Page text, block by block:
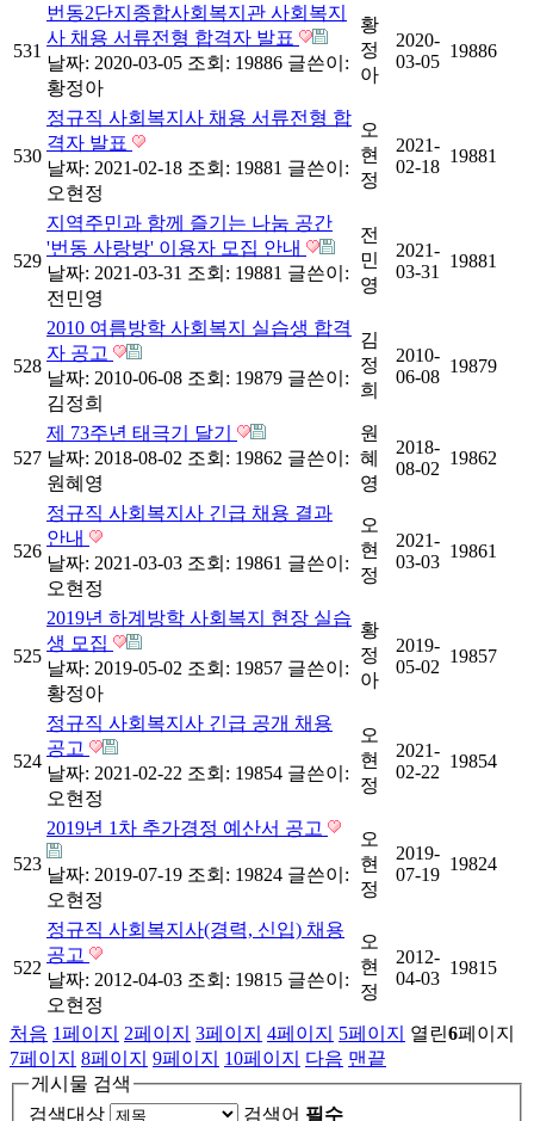
531
번동2단지종합사회복지관 사회복지
사 채용 서류전형 합격자 발표
날짜: 2020-03-05 조회: 19886 글쓴이:
황정아
황
정
아
2020-
03-05
19886
530
정규직 사회복지사 채용 서류전형 합
격자 발표
날짜: 2021-02-18 조회: 19881 글쓴이:
오현정
오
현
정
2021-
02-18
19881
529
지역주민과 함께 즐기는 나눔 공간
'번동 사랑방' 이용자 모집 안내
날짜: 2021-03-31 조회: 19881 글쓴이:
전민영
전
민
영
2021-
03-31
19881
528
2010 여름방학 사회복지 실습생 합격
자 공고
날짜: 2010-06-08 조회: 19879 글쓴이:
김정희
김
정
희
2010-
06-08
19879
527
제 73주년 태극기 달기
날짜: 2018-08-02 조회: 19862 글쓴이:
원혜영
원
혜
영
2018-
08-02
19862
526
정규직 사회복지사 긴급 채용 결과
안내
날짜: 2021-03-03 조회: 19861 글쓴이:
오현정
오
현
정
2021-
03-03
19861
525
2019년 하계방학 사회복지 현장 실습
생 모집
날짜: 2019-05-02 조회: 19857 글쓴이:
황정아
황
정
아
2019-
05-02
19857
524
정규직 사회복지사 긴급 공개 채용
공고
날짜: 2021-02-22 조회: 19854 글쓴이:
오현정
오
현
정
2021-
02-22
19854
523
2019년 1차 추가경정 예산서 공고
날짜: 2019-07-19 조회: 19824 글쓴이:
오현정
오
현
정
2019-
07-19
19824
522
정규직 사회복지사(경력, 신입) 채용
공고
날짜: 2012-04-03 조회: 19815 글쓴이:
오현정
오
현
정
2012-
04-03
19815
처음 1페이지 2페이지 3페이지 4페이지 5페이지 열린6페이지
7페이지 8페이지 9페이지 10페이지 다음 맨끝
게시물 검색
검색대상
검색어 필수